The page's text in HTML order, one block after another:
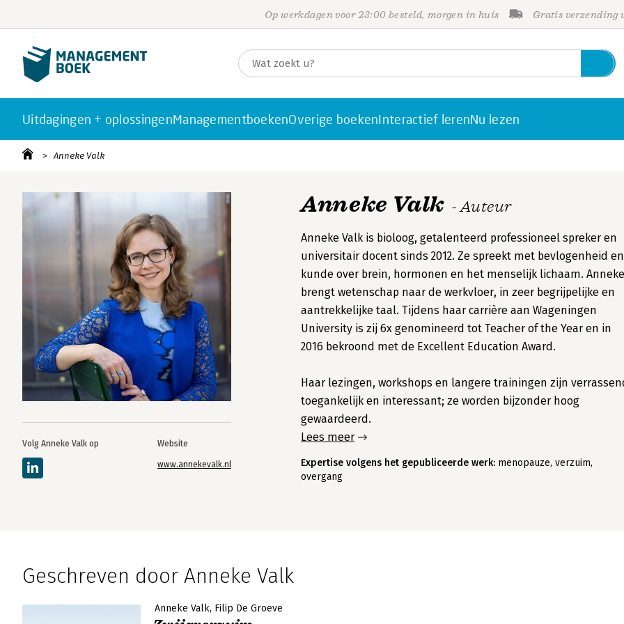
Op werkdagen voor 23:00 besteld, morgen in huis Gratis verzending
Uitdagingen + oplossingenManagementboekenOverige boekenInteractief lerenNu lezen
Anneke Valk
Volg Anneke Valk op Website
www.annekevalk.nl
Anneke Valk - Auteur
Anneke Valk is bioloog, getalenteerd professioneel spreker en
universitair docent sinds 2012. Ze spreekt met bevlogenheid en
kunde over brein, hormonen en het menselijk lichaam. Anneke
brengt wetenschap naar de werkvloer, in zeer begrijpelijke en
aantrekkelijke taal. Tijdens haar carrière aan Wageningen
University is zij 6x genomineerd tot Teacher of the Year en in
2016 bekroond met de Excellent Education Award.
Haar lezingen, workshops en langere trainingen zijn
toegankelijk en interessant; ze worden bijzonder hoog
gewaardeerd.
Lees meer
Expertise volgens het gepubliceerde werk: menopauze, verzuim,
overgang
Geschreven door Anneke Valk
Anneke Valk Filip De Groeve